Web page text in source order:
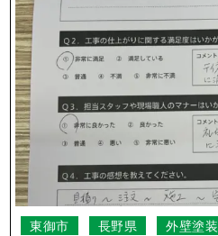
東御市 長野県 外壁塗装